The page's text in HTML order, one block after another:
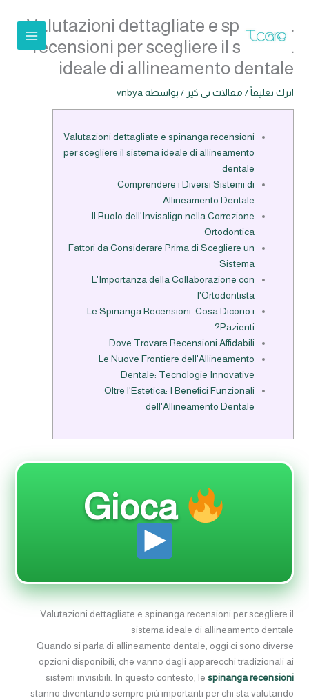
المحتوى
Valutazioni dettagliate e spinanga
recensioni per scegliere il sistema
ideale di allineamento dentale
اترك تعليقاً / مقالات تي كير / بواسطة vnbya
Valutazioni dettagliate e spinanga recensioni
per scegliere il sistema ideale di allineamento
dentale
Comprendere i Diversi Sistemi di
Allineamento Dentale
Il Ruolo dell'Invisalign nella Correzione
Ortodontica
Fattori da Considerare Prima di Scegliere un
Sistema
L'Importanza della Collaborazione con
l'Ortodontista
Le Spinanga Recensioni: Cosa Dicono i
Pazienti?
Dove Trovare Recensioni Affidabili
Le Nuove Frontiere dell'Allineamento
Dentale: Tecnologie Innovative
Oltre l'Estetica: I Benefici Funzionali
dell'Allineamento Dentale
Gioca
Valutazioni dettagliate e spinanga recensioni per scegliere il
sistema ideale di allineamento dentale
Quando si parla di allineamento dentale, oggi ci sono diverse
opzioni disponibili, che vanno dagli apparecchi tradizionali ai
sistemi invisibili. In questo contesto, lespinanga recensioni
stanno diventando sempre più importanti per chi sta valutando